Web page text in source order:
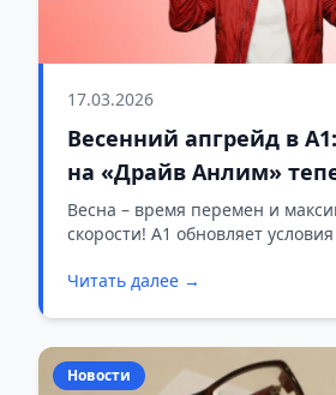
17.03.2026
Весенний апгрейд в
на «Драйв Анлим»
рубля в месяц
Весна – время перемен и
скорости! А1 обновляет
переходить на безлимит не
Читать далее →
Новости